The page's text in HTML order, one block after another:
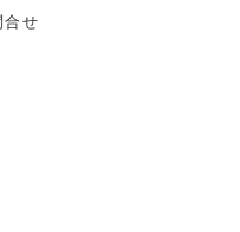
合せ